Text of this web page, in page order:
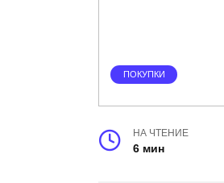
ПОКУПКИ
НА ЧТЕНИЕ
6 мин